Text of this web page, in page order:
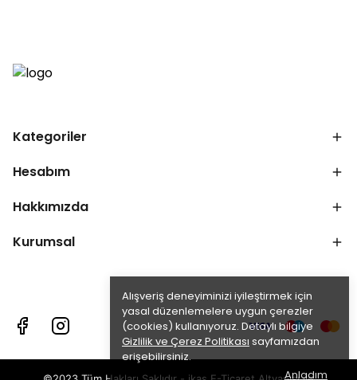
Alışveriş deneyiminizi iyileştirmek için
yasal düzenlemelere uygun çerezler
(cookies) kullanıyoruz. Detaylı bilgiye
Gizlilik ve Çerez Politikası sayfamızdan
erişebilirsiniz.
Anladım
Kategoriler
Hesabım
Hakkımızda
Kurumsal